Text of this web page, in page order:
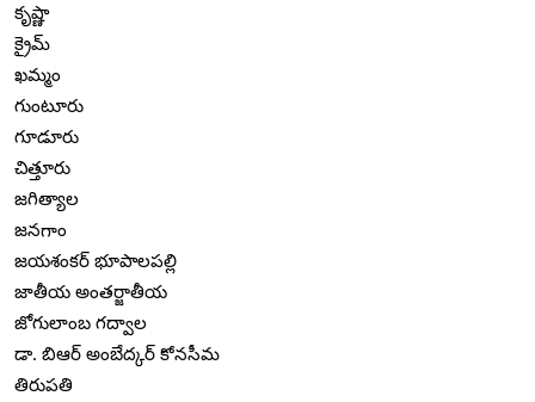
కృష్ణా
క్రైమ్
ఖమ్మం
గుంటూరు
గూడూరు
చిత్తూరు
జగిత్యాల
జనగాం
జయశంకర్ భూపాలపల్లి
జాతీయ అంతర్జాతీయ
జోగులాంబ గద్వాల
డా. బిఆర్ అంబేద్కర్ కోనసీమ
తిరుపతి